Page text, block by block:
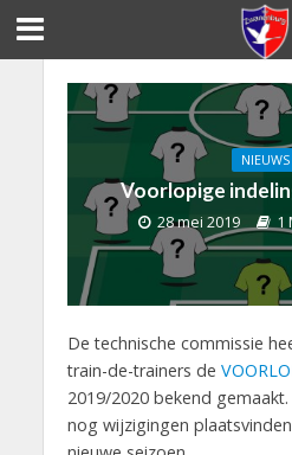
NIEUWS
Voorlopige
28 mei 2019 1
De technische commissie
train-de-trainers de
2019/2020 bekend
nog wijzigingen